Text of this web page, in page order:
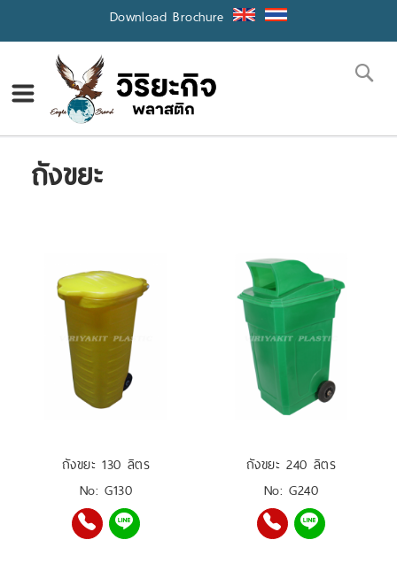
Skip
to
Download Brochure
ถังขยะ
ถังขยะ 130 ลิตร
No: G130
ถังขยะ 240 ลิตร
No: G240